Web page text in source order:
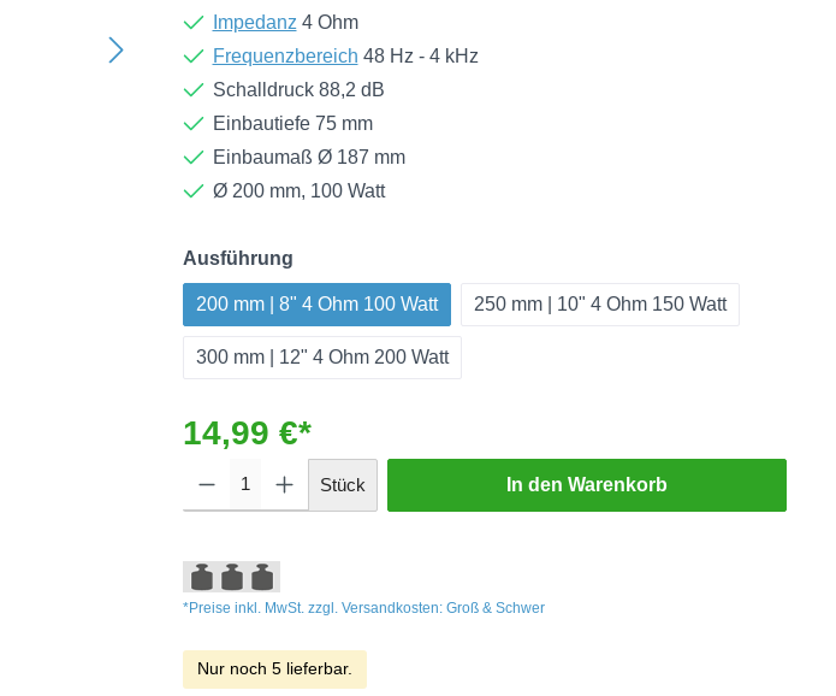
Impedanz 4 Ohm
Frequenzbereich 48 Hz - 4 kHz
Schalldruck 88,2 dB
Einbautiefe 75 mm
Einbaumaß Ø 187 mm
Ø 200 mm, 100 Watt
Ausführung
200 mm | 8" 4 Ohm 100 Watt 250 mm | 10" 4 Ohm 150 Watt
300 mm | 12" 4 Ohm 200 Watt
14,99 €*
Stück In den Warenkorb
*Preise inkl. MwSt. zzgl. Versandkosten: Groß & Schwer
Nur noch 5 lieferbar.